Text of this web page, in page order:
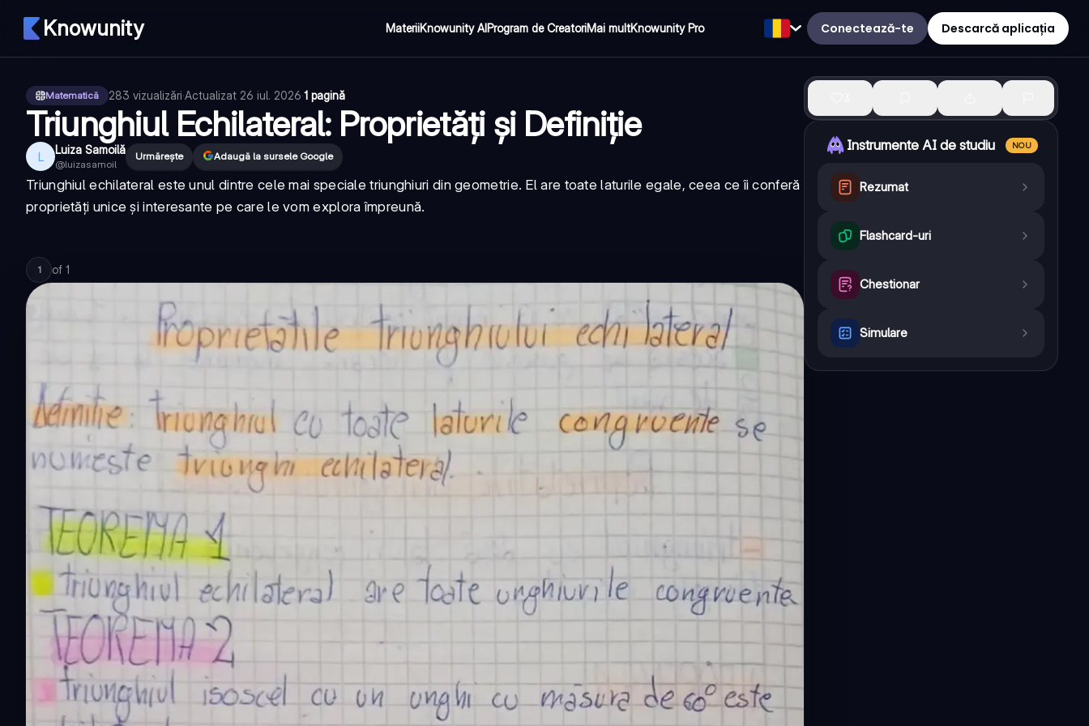
Knowunity MateriiKnowunity AIProgram de CreatoriMai multKnowunity Pro Conectează-te Descarcă aplicația
Matematică 283 vizualizări·Actualizat 26 iul. 2026·1 pagină
Triunghiul Echilateral: Proprietăți și Definiție
L Luiza Samoilă
@luizasamoil
Urmărește Adaugă la sursele Google
Triunghiul echilateral este unul dintre cele mai speciale triunghiuri din geometrie. El are toate laturile egale, ceea ce îi conferă
proprietăți unice și interesante pe care le vom explora împreună.
1 of 1
Instrumente AI de studiu NOU
Rezumat
Flashcard-uri
Chestionar
Simulare